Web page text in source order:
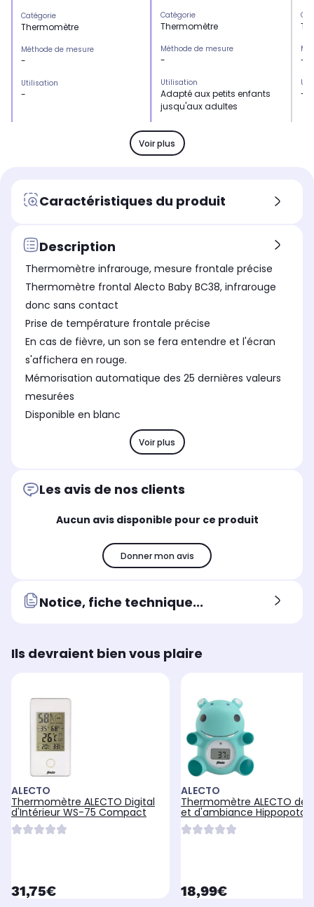
Catégorie
Thermomètre
Méthode de mesure
-
Utilisation
-
Dimensions l x h x p
4 x 17 x 3 cm
Catégorie
Thermomètre
Méthode de mesure
-
Utilisation
Adapté aux petits enfants
jusqu'aux adultes
Gamme de mesure (en °C)
35 à 42°
Dimensions l x h x p
-
-
-
Voir plus
Caractéristiques du produit
Description
Thermomètre infrarouge, mesure frontale précise
Thermomètre frontal Alecto Baby BC38, infrarouge
donc sans contact
Prise de température frontale précise
En cas de fièvre, un son se fera entendre et l'écran
s'affichera en rouge.
Mémorisation automatique des 25 dernières valeurs
mesurées
Disponible en blanc
Voir plus
Les avis de nos clients
Aucun avis disponible pour ce produit
Donner mon avis
Notice, fiche technique...
Ils devraient bien vous plaire
ALECTO
Thermomètre ALECTO Digital
d'Intérieur WS-75 Compact
currentPrice
31,75€
ALECTO
Thermomètre ALECTO de
et d'ambiance
currentPrice
18,99€